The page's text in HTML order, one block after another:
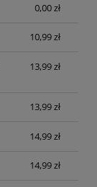
0,00 zł
10,99 zł
13,99 zł
13,99 zł
14,99 zł
14,99 zł